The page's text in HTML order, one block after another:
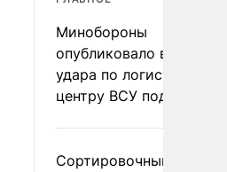
Минобороны
опубликовало видео
удара по
центру ВСУ под Киевом
Сортировочный пункт